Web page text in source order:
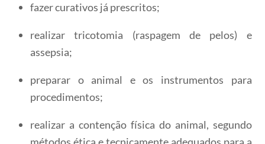
fazer curativos já prescritos;
realizar tricotomia (raspagem de pelos) e
assepsia;
preparar o animal e os instrumentos para
procedimentos;
realizar a contenção física do animal, segundo